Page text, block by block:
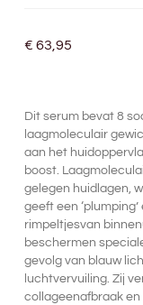
€ 63,95
Dit serum bevat 8
laagmoleculair
aan het
boost.
gelegen huidlagen,
geeft een
rimpeltjesvan
beschermen
gevolg van blauw
luchtvervuiling. Zij
collageenafbraak